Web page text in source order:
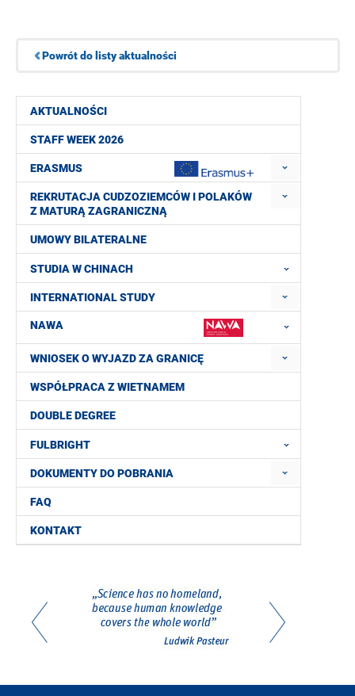
AKTUALNOŚCI
STAFF WEEK 2026
ERASMUS
REKRUTACJA CUDZOZIEMCÓW I POLAKÓW
Z MATURĄ ZAGRANICZNĄ
UMOWY BILATERALNE
STUDIA W CHINACH
INTERNATIONAL STUDY
NAWA
WNIOSEK O WYJAZD ZA GRANICĘ
WSPÓŁPRACA Z WIETNAMEM
DOUBLE DEGREE
FULBRIGHT
DOKUMENTY DO POBRANIA
FAQ
KONTAKT
Powrót do listy aktualności